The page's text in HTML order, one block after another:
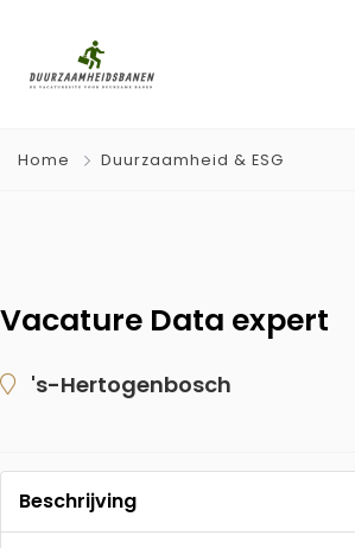
Home Duurzaamheid & ESG
Vacature Data expert
's-Hertogenbosch
Beschrijving